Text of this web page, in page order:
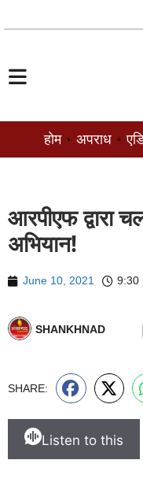
होम अपराध
आरपीएफ द्वारा
अभियान!
June 10, 2021 9:30
SHANKHNAD
SHARE:
Listen to this